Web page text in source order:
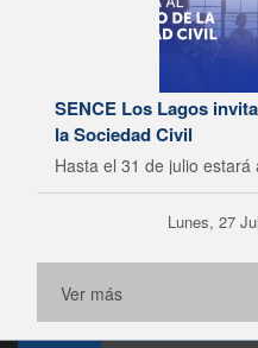
SENCE Los Lagos
la Sociedad Civil
Hasta el 31 de julio
Lunes, 27
Ver más